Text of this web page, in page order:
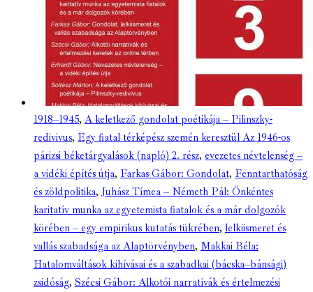
1918–1945, A keletkező gondolat poétikája – Pilinszky-
redivivus, Egy fiatal térképész szemén keresztül Az 1946-os
párizsi béketárgyalások (napló) 2. rész, evezetes névtelenség –
a vidéki építés útja, Farkas Gábor: Gondolat, Fenntarthatóság
és zöldpolitika, Juhász Tímea – Németh Pál: Önkéntes
karitatív munka az egyetemista fiatalok és a már dolgozók
körében – egy empirikus kutatás tükrében, lelkiismeret és
vallás szabadsága az Alaptörvényben, Makkai Béla:
Hatalomváltások kihívásai és a szabadkai (bácska–bánsági)
zsidóság, Szécsi Gábor: Alkotói narratívák és értelmezési